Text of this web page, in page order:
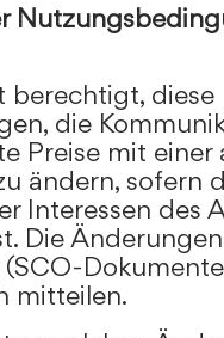
diese
die
Preise mit einer
ändern, sofern
Interessen des
Die
(SCO-
mitteilen.